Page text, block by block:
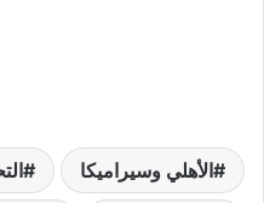
الأهلي وسيراميكا